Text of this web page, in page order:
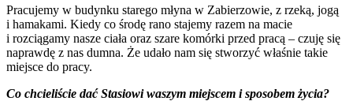
Pracujemy w budynku starego młyna w Zabierzowie, z rzeką, jogą
i hamakami. Kiedy co środę rano stajemy razem na macie
i rozciągamy nasze ciała oraz szare komórki przed pracą – czuję się
naprawdę z nas dumna. Że udało nam się stworzyć właśnie takie
miejsce do pracy.
Co chcieliście dać Stasiowi waszym miejscem i sposobem życia?